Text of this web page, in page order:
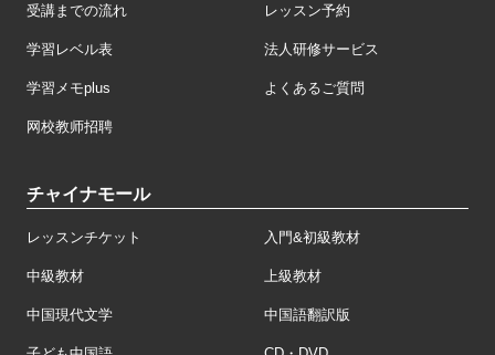
受講までの流れ レッスン予約
学習レベル表 法人研修サービス
学習メモplus よくあるご質問
网校教师招聘
チャイナモール
レッスンチケット 入門&初級教材
中級教材 上級教材
中国現代文学 中国語翻訳版